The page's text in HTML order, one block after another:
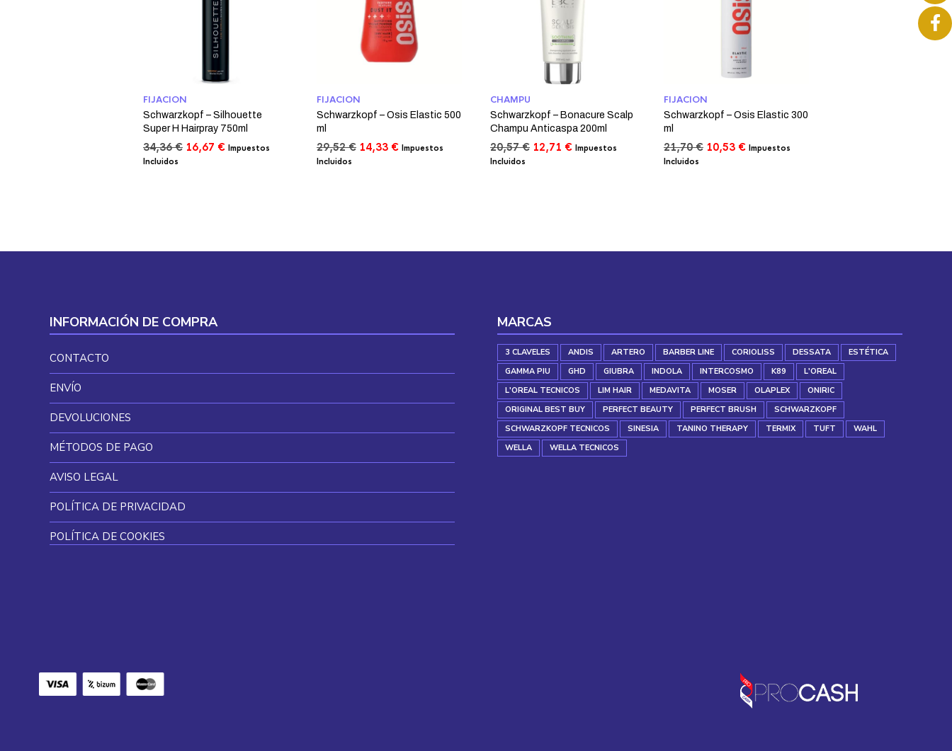
FIJACION
Schwarzkopf – Silhouette
Super H Hairpray 750ml
34,36€ El
16,67 €ElImpuestos
Incluidos
FIJACION
Schwarzkopf – Osis Elastic 500
ml
29,52€ El
14,33 €ElImpuestos
Incluidos
CHAMPU
Schwarzkopf – Bonacure Scalp
Champu Anticaspa 200ml
20,57€ El
12,71 €ElImpuestos
Incluidos
FIJACION
Schwarzkopf – Osis Elastic 300
ml
21,70€ El
10,53 €ElImpuestos
Incluidos
INFORMACIÓN DE COMPRA
CONTACTO
ENVÍO
DEVOLUCIONES
MÉTODOS DE PAGO
AVISO LEGAL
POLÍTICA DE PRIVACIDAD
POLÍTICA DE COOKIES
MARCAS
3 CLAVELES ANDIS ARTERO BARBER LINE CORIOLISS DESSATA
ESTÉTICA
GAMMA PIU
GHD GIUBRA INDOLA INTERCOSMO K89
L'OREAL
L'OREAL TECNICOS
LIM HAIR MEDAVITA MOSER OLAPLEX
ONIRIC
ORIGINAL BEST BUY
PERFECT BEAUTY PERFECT BRUSH
SCHWARZKOPF
SCHWARZKOPF TECNICOS
SINESIA TANINO THERAPY TERMIX TUFT
WAHL
WELLA
WELLA TECNICOS